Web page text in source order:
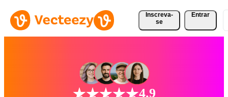
Inscreva-
se
Entrar
4.9